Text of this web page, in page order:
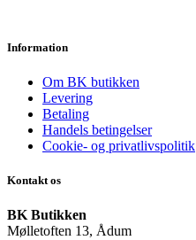
Information
Om BK butikken
Levering
Betaling
Handels betingelser
Cookie- og privatlivspolitik
Kontakt os
BK Butikken
Mølletoften 13, Ådum